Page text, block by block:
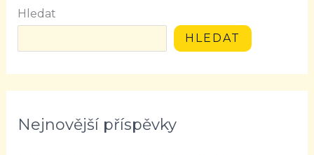
Hledat
HLEDAT
Nejnovější příspěvky